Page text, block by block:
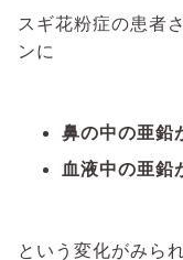
スギ花粉症の患者
ンに
鼻の中の亜鉛
血液中の亜鉛
という変化がみら